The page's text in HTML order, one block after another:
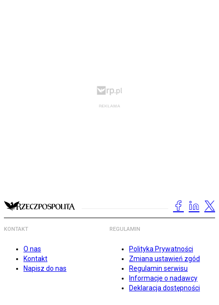
KONTAKT
O nas
Kontakt
Napisz do nas
REGULAMIN
Polityka Prywatności
Zmiana ustawień zgód
Regulamin serwisu
Informacje o nadawcy
Deklaracja dostępności